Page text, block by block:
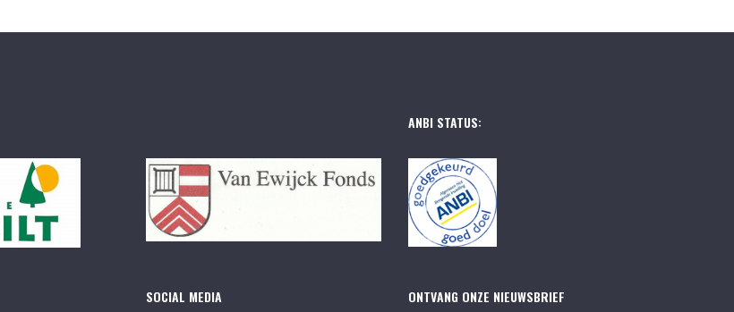
ANBI STATUS:
SOCIAL MEDIA ONTVANG ONZE NIEUWSBRIEF